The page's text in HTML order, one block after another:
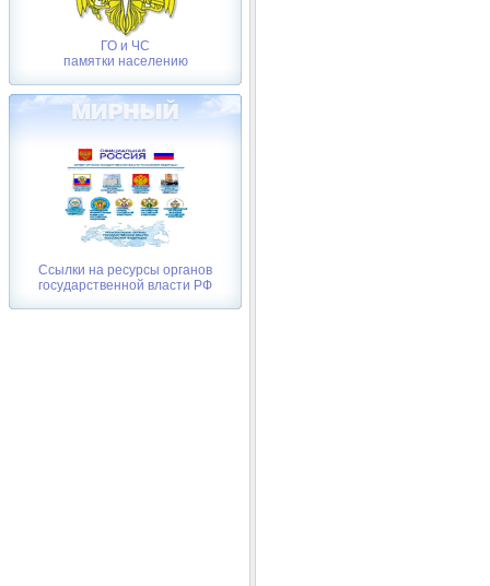
ГО и ЧС
памятки населению
Ссылки на ресурсы органов
государственной власти РФ